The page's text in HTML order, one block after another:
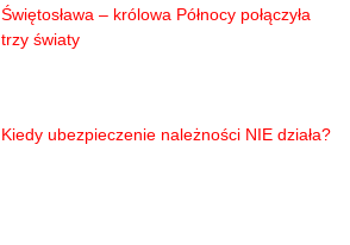
Świętosława – królowa Północy połączyła
trzy światy
Kiedy ubezpieczenie należności NIE działa?